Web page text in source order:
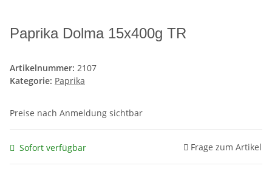
Paprika Dolma 15x400g TR
Artikelnummer: 2107
Kategorie: Paprika
Preise nach Anmeldung sichtbar
Sofort verfügbar Frage zum Artikel